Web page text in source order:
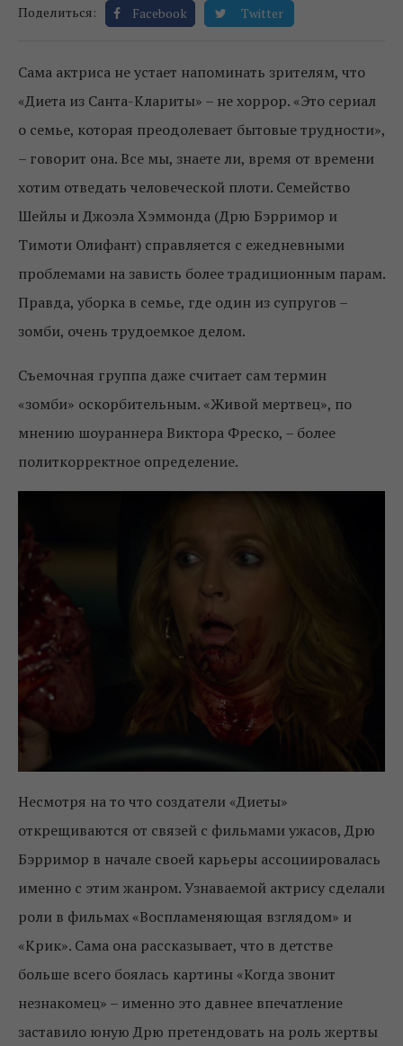
Поделиться: Facebook Twitter
Сама актриса не устает напоминать зрителям, что
«Диета из Санта-Клариты» – не хоррор. «Это сериал
о семье, которая преодолевает бытовые трудности»,
– говорит она. Все мы, знаете ли, время от времени
хотим отведать человеческой плоти. Семейство
Шейлы и Джоэла Хэммонда (Дрю Бэрримор и
Тимоти Олифант) справляется с ежедневными
проблемами на зависть более традиционным парам.
Правда, уборка в семье, где один из супругов –
зомби, очень трудоемкое делом.
Съемочная группа даже считает сам термин
«зомби» оскорбительным. «Живой мертвец», по
мнению шоураннера Виктора Фреско, – более
политкорректное определение.
Несмотря на то что создатели «Диеты»
открещиваются от связей с фильмами ужасов, Дрю
Бэрримор в начале своей карьеры ассоциировалась
именно с этим жанром. Узнаваемой актрису сделали
роли в фильмах «Воспламеняющая взглядом» и
«Крик». Сама она рассказывает, что в детстве
больше всего боялась картины «Когда звонит
незнакомец» – именно это давнее впечатление
заставило юную Дрю претендовать на роль жертвы